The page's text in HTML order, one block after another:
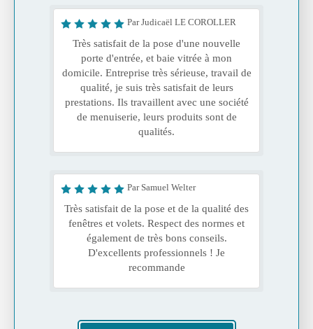
Par Judicaël LE COROLLER
Très satisfait de la pose d'une nouvelle
porte d'entrée, et baie vitrée à mon
domicile. Entreprise très sérieuse, travail de
qualité, je suis très satisfait de leurs
prestations. Ils travaillent avec une société
de menuiserie, leurs produits sont de
qualités.
Par Samuel Welter
Très satisfait de la pose et de la qualité des
fenêtres et volets. Respect des normes et
également de très bons conseils.
D'excellents professionnels ! Je
recommande